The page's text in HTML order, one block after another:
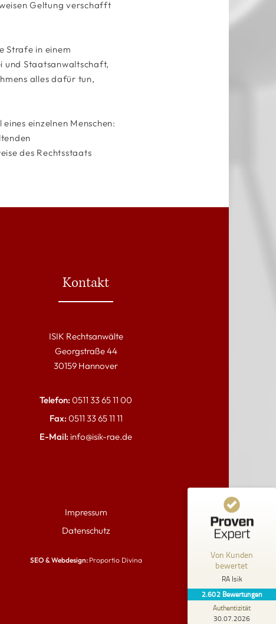
Geltung verschafft
Strafe in einem
und Staatsanwaltschaft,
alles dafür tun,
einzelnen Menschen:
des Rechtsstaats
Kontakt
ISIK Rechtsanwälte
Georgstraße 44
30159 Hannover
Telefon:0511 33 65 11 00
Fax: 0511 33 65 11 11
E-Mail: info@isik-rae.de
Impressum
Datenschutz
SEO & Webdesign: Proportio Divina
Von Kunden
bewertet
RA Isik
2.602 Bewertungen
Authentizität
30.07.2026
Kundenbewertungen und Erfahrungen zu
SEHR GUT
38
Bewertungen auf
ProvenExpert.com
Blick aufs ProvenExpert-Profil werfen
Herr Anwalt Isik ist ein sehr erfahrener
Anwalt in allen Richtunge...